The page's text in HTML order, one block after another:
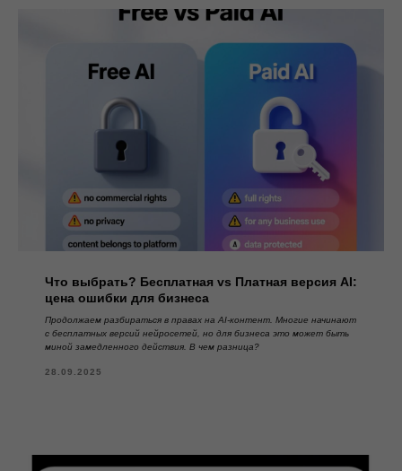
Что выбрать? Бесплатная vs Платная версия AI:
цена ошибки для бизнеса
Продолжаем разбираться в правах на AI-контент. Многие начинают
с бесплатных версий нейросетей, но для бизнеса это может быть
миной замедленного действия. В чем разница?
28.09.2025